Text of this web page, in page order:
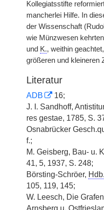
Kollegiatsstifte
mancherlei Hilfe. In
der Wissenschaft
wie Münzwesen
und K., weithin
größeren und kleineren
Literatur
ADB
16;
J. I. Sandhoff,
res gestae, 1785, S.
Osnabrücker
f.;
M. Geisberg, Bau- u.
41, 5, 1937, S. 248;
Börsting-Schröer, Hdb.
105, 119, 145;
W. Leesch, Die Grafen
Arnsberg u.